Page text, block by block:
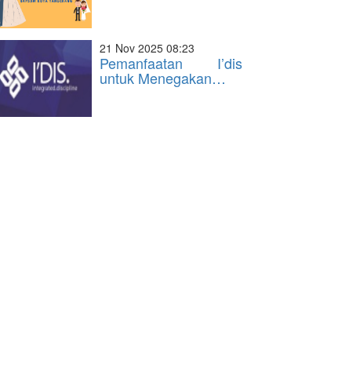
21 Nov 2025 08:23
Pemanfaatan I’dis
untuk Menegakan…